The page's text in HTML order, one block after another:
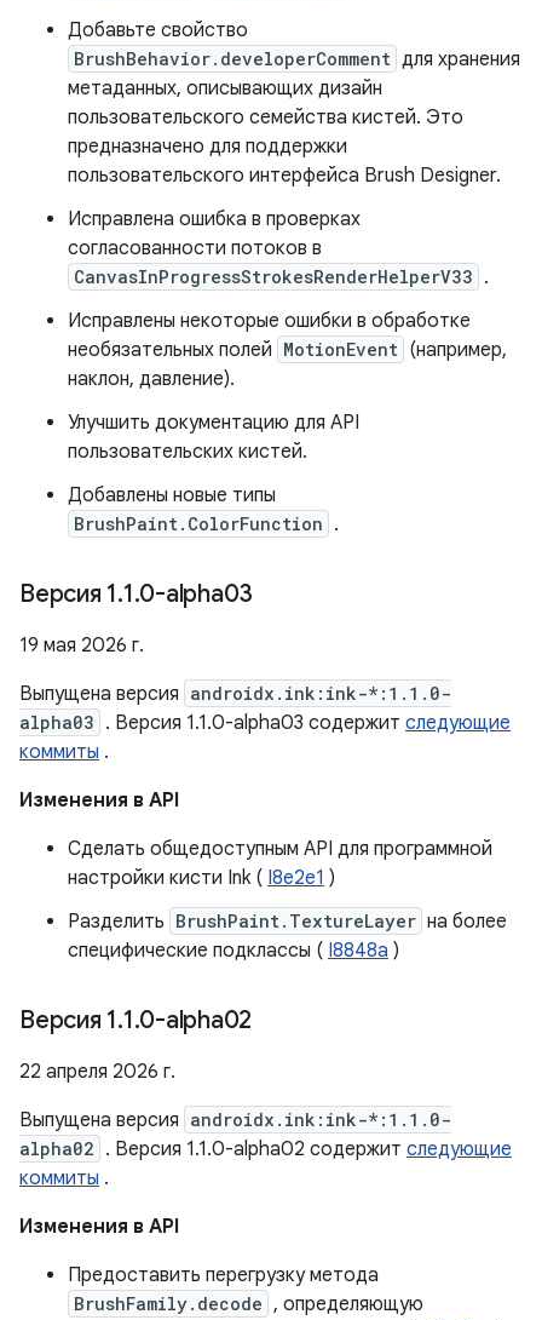
Добавьте свойство
BrushBehavior.developerComment для хранения
метаданных, описывающих дизайн
пользовательского семейства кистей. Это
предназначено для поддержки
пользовательского интерфейса Brush Designer.
Исправлена ​​ошибка в проверках
согласованности потоков в
CanvasInProgressStrokesRenderHelperV33 .
Исправлены некоторые ошибки в обработке
необязательных полей MotionEvent (например,
наклон, давление).
Улучшить документацию для API
пользовательских кистей.
Добавлены новые типы
BrushPaint.ColorFunction .
Версия 1.1.0-alpha03
19 мая 2026 г.
Выпущена версия androidx.ink:ink-*:1.1.0-
alpha03 . Версия 1.1.0-alpha03 содержит следующие
коммиты .
Изменения в API
Сделать общедоступным API для программной
настройки кисти Ink ( I8e2e1 )
Разделить BrushPaint.TextureLayer на более
специфические подклассы ( I8848a )
Версия 1.1.0-alpha02
22 апреля 2026 г.
Выпущена версия androidx.ink:ink-*:1.1.0-
alpha02 . Версия 1.1.0-alpha02 содержит следующие
коммиты .
Изменения в API
Предоставить перегрузку метода
BrushFamily.decode , определяющую